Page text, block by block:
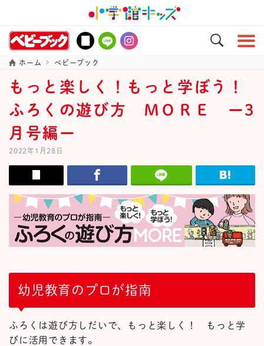
ホーム ベビーブック
もっと楽しく！もっと学ぼう！
ふろくの遊び方 ＭＯＲＥ ー3
月号編ー
2022年1月28日
幼児教育のプロが指南
ふろくは遊び方しだいで、もっと楽しく！ もっと学
びに活用できます。